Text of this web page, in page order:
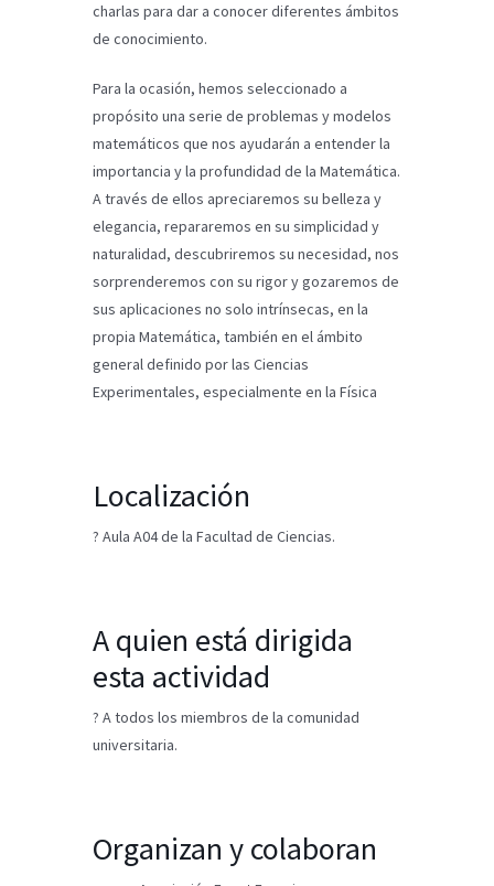
charlas para dar a conocer diferentes ámbitos
de conocimiento.
Para la ocasión, hemos seleccionado a
propósito una serie de problemas y modelos
matemáticos que nos ayudarán a entender la
importancia y la profundidad de la Matemática.
A través de ellos apreciaremos su belleza y
elegancia, repararemos en su simplicidad y
naturalidad, descubriremos su necesidad, nos
sorprenderemos con su rigor y gozaremos de
sus aplicaciones no solo intrínsecas, en la
propia Matemática, también en el ámbito
general definido por las Ciencias
Experimentales, especialmente en la Física
Localización
? Aula A04 de la Facultad de Ciencias.
A quien está dirigida
esta actividad
? A todos los miembros de la comunidad
universitaria.
Organizan y colaboran